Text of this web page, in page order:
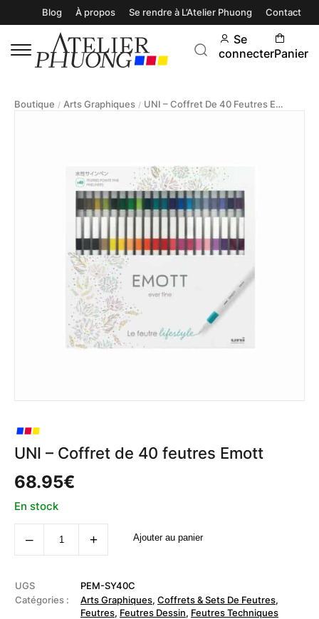
Blog À propos Se rendre à L’Atelier Phuong Contact
Se
connecterPanier
Boutique / Arts Graphiques / UNI – Coffret De 40 Feutres Emott
UNI – Coffret de 40 feutres Emott
68.95€
En stock
‒
quantité
de
de
40
feutres
+ Ajouter au panier
UGS
PEM-SY40C
Catégories :
Arts Graphiques, Coffrets & Sets De Feutres,
Feutres, Feutres Dessin, Feutres Techniques